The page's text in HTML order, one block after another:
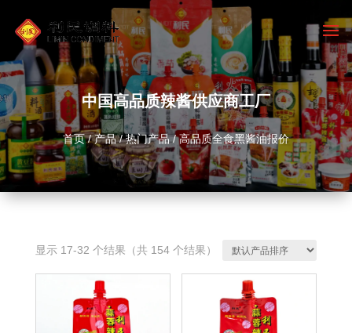
中国高品质辣酱供应商工厂
首页/产品/热门产品/ 高品质全食黑酱油报价
显示 17-32 个结果（共 154 个结果）